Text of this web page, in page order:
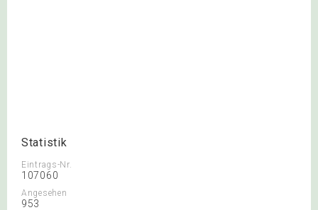
Statistik
Eintrags-Nr.
107060
Angesehen
953